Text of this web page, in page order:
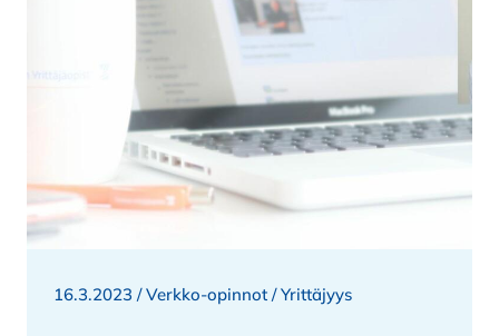
16.3.2023 /Verkko-opinnot /Yrittäjyys